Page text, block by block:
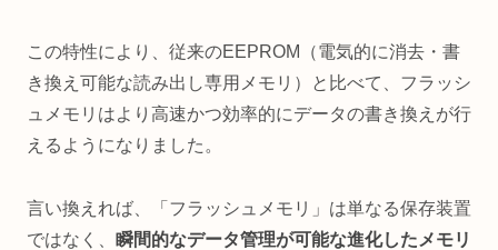
この特性により、従来のEEPROM（電気的に消去・書
き換え可能な読み出し専用メモリ）と比べて、フラッシ
ュメモリはより高速かつ効率的にデータの書き換えが行
えるようになりました。
言い換えれば、「フラッシュメモリ」は単なる保存装置
ではなく、 瞬間的なデータ管理が可能な進化したメモリ